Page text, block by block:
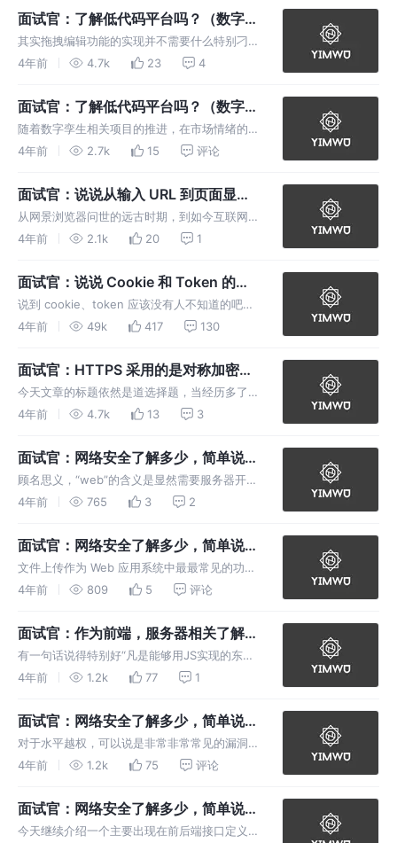
应的编辑小组件，最后将小编辑组件与源组件的
参数做绑定，最终实现
面试官：了解低代码平台吗？（数字孪
生低代码平台探索）（二）
其实拖拽编辑功能的实现并不需要什么特别刁钻
的的技术支撑，使用 Vue 原生的 draggable 属
轻松完成，相比于其他的实现形式，拖拽编辑带
4年前 4.7k 23 4
面试官：了解低代码平台吗？（数字孪
生低代码平台探索）（一）
随着数字孪生相关项目的推进，在市场情绪的推
动下，鼓吹着数字孪生相关概念的许多公司纷纷
概念的公司，都是停留在二维相关的展示，所谓
数字孪生，不过“新瓶旧酒”罢了，
4年前 2.7k 15 评论
面试官：说说从输入 URL 到页面显示
到底经历了什么，体现一下你的知识广
度
从网景浏览器问世的远古时期，到如今互联网成
为基石的新时代，逐渐地，我们的生活可以说已
乎占据我们生活绝大部分的时间，无论是通讯、
4年前 2.1k 20 1
面试官：说说 Cookie 和 Token 的区
别？
说到 cookie、token 应该没有人不知道的吧，
而如果说让大家说出 cookie、token 到底是什
东西，一到关键的场面，就很容易让我们陷入尴
4年前 49k 417 130
面试官：HTTPS 采用的是对称加密还
是非对称加密？具体说说其加密过程
今天文章的标题依然是道选择题，当经历多了我
们就会发现，选择题往往才是最坑人的，当面试
选B，往往是全选与全不选的大坑等着我们往里
跳，因此面对任何一个知识点，无关
4年前 4.7k 13 3
面试官：网络安全了解多少，简单说
说？（八）
顾名思义，“web”的含义是显然需要服务器开放
web服务，“shell”的含义是取得对服务器某种程
jsp或者cgi等网页文件形式存在的一种代码执行
4年前 765 3 2
面试官：网络安全了解多少，简单说
说？（七）
文件上传作为 Web 应用系统中最最常见的功
能，因此文件上传漏洞也算是 Web 安全漏洞中
务器文件系统，因此具有非常大的安全风险，作
为开发人员，在对待文件上传
4年前 809 5 评论
面试官：作为前端，服务器相关了解多
少？
有一句话说得特别好“凡是能够用JS实现的东
西，最终都会用JS来实现”，从目前 JS 以及 JS
有渗透各个领域的趋势了，这对于前端开发人员
4年前 1.2k 77 1
面试官：网络安全了解多少，简单说
说？（六）
对于水平越权，可以说是非常非常常见的漏洞
了，相比于垂直越权，似乎并不那么严重，毕竟
个原因，导致了许多开发者对这种安全问题视而
不见，最终导致了相关信息的泄露，因
4年前 1.2k 75 评论
面试官：网络安全了解多少，简单说
说？（五）
今天继续介绍一个主要出现在前后端接口定义的